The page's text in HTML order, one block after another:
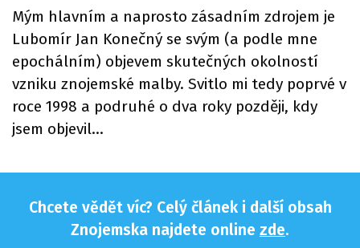
Mým hlavním a naprosto zásadním zdrojem je
Lubomír Jan Konečný se svým (a podle mne
epochálním) objevem skutečných okolností
vzniku znojemské malby. Svitlo mi tedy poprvé v
roce 1998 a podruhé o dva roky později, kdy
jsem objevil…
Chcete vědět víc? Celý článek i další obsah
Znojemska najdete online zde.